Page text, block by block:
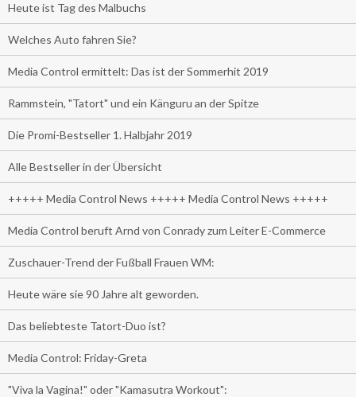
Heute ist Tag des Malbuchs
Welches Auto fahren Sie?
Media Control ermittelt: Das ist der Sommerhit 2019
Rammstein, "Tatort" und ein Känguru an der Spitze
Die Promi-Bestseller 1. Halbjahr 2019
Alle Bestseller in der Übersicht
+++++ Media Control News +++++ Media Control News +++++
Media Control beruft Arnd von Conrady zum Leiter E-Commerce
Zuschauer-Trend der Fußball Frauen WM:
Heute wäre sie 90 Jahre alt geworden.
Das beliebteste Tatort-Duo ist?
Media Control: Friday-Greta
"Viva la Vagina!" oder "Kamasutra Workout":